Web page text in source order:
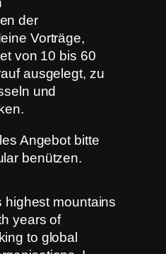
der
Vorträge,
von 10 bis 60
ausgelegt, zu
und
Angebot bitte
benützen.
highest mountains
years of
to global